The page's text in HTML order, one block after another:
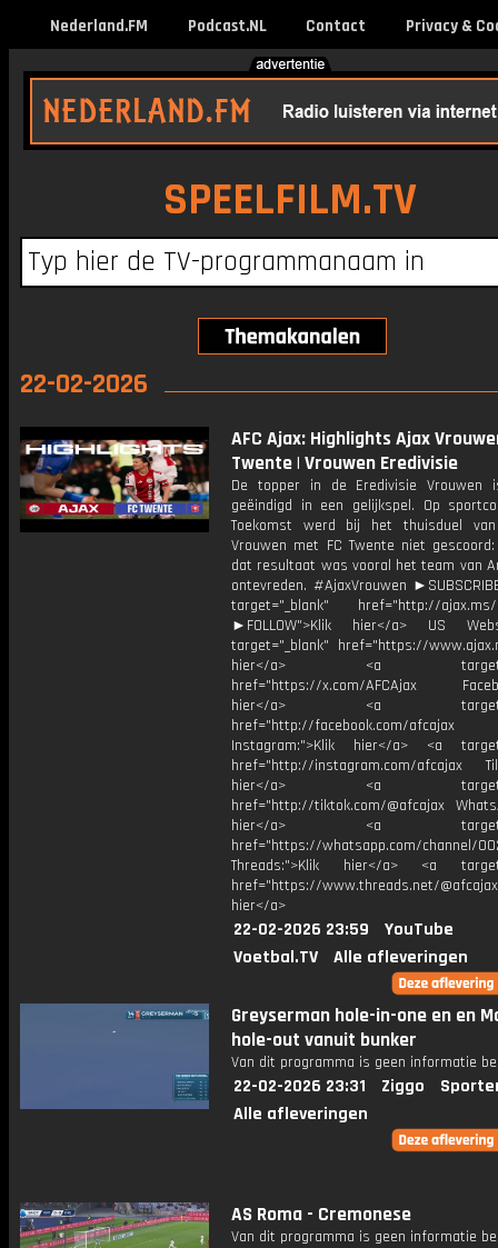
Nederland.FM Podcast.NL Contact Privacy &
SPEELFILM.TV
22-02-2026
AFC Ajax: Highlights Ajax
Twente | Vrouwen Eredivisie
De topper in de Eredivisie Vrouwen
geëindigd in een gelijkspel. Op
Toekomst werd bij het thuisduel
Vrouwen met FC Twente niet
dat resultaat was vooral het team van
ontevreden. #AjaxVrouwen
target="_blank" href="http://ajax.ms/
►FOLLOW">Klik hier</a> US
target="_blank" href="https://
hier</a> <a
href="https://x.com/AFCAjax
hier</a> <a
href="http://facebook.com/afcajax
Instagram:">Klik hier</a> <a
href="http://instagram.com/afcajax
hier</a> <a
href="http://tiktok.com/@afcajax
hier</a> <a
href="https://whatsapp.com/channel/
Threads:">Klik hier</a> <a
href="https://www.threads.net/
hier</a>
22-02-2026 23:59
YouTube
Voetbal.TV
Alle afleveringen
Greyserman hole-in-one en en
hole-out vanuit bunker
Van dit programma is geen informatie
22-02-2026 23:31 Ziggo
Alle afleveringen
AS Roma - Cremonese
Van dit programma is geen informatie